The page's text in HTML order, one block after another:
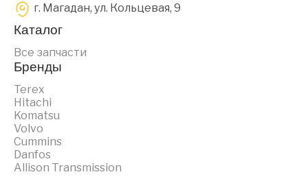
г. Магадан, ул. Кольцевая, 9
Каталог
Все запчасти
Бренды
Terex
Hitachi
Komatsu
Volvo
Cummins
Danfos
Allison Transmission